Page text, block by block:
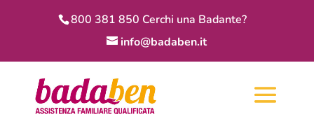
800 381 850 Cerchi una Badante?
info@badaben.it